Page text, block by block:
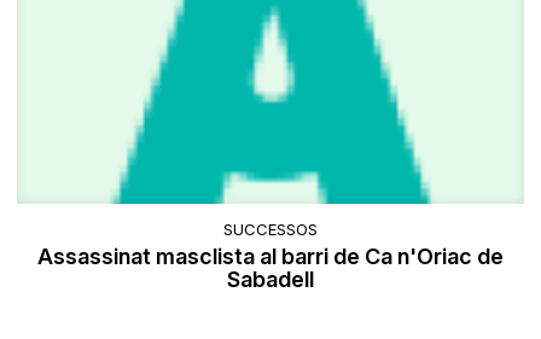
SUCCESSOS
Assassinat masclista al barri de Ca n'Oriac de
Sabadell